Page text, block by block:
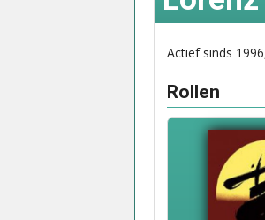
Actief sinds
Rollen